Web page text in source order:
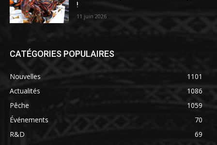
!
11 juin 2026
CATÉGORIES POPULAIRES
Nouvelles
1101
Actualités
1086
Pêche
1059
Événements
70
R&D
69